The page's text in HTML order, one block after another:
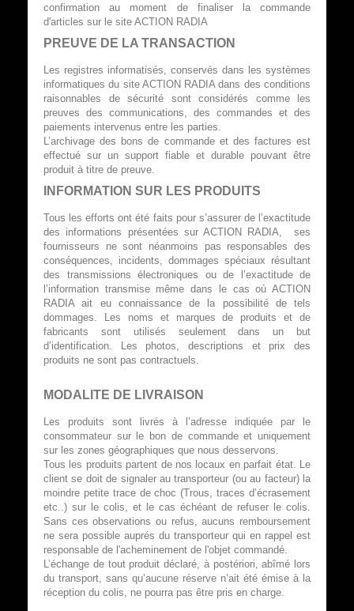
confirmation au moment de finaliser la commande
d'articles sur le site ACTION RADIA
PREUVE DE LA TRANSACTION
Les registres informatisés, conservés dans les systèmes
informatiques du site ACTION RADIA dans des conditions
raisonnables de sécurité sont considérés comme les
preuves des communications, des commandes et des
paiements intervenus entre les parties.
L’archivage des bons de commande et des factures est
effectué sur un support fiable et durable pouvant être
produit à titre de preuve.
INFORMATION SUR LES PRODUITS
Tous les efforts ont été faits pour s’assurer de l’exactitude
des informations présentées sur ACTION RADIA, ses
fournisseurs ne sont néanmoins pas responsables des
conséquences, incidents, dommages spéciaux résultant
des transmissions électroniques ou de l’exactitude de
l’information transmise même dans le cas où ACTION
RADIA ait eu connaissance de la possibilité de tels
dommages. Les noms et marques de produits et de
fabricants sont utilisés seulement dans un but
d’identification. Les photos, descriptions et prix des
produits ne sont pas contractuels.
MODALITE DE LIVRAISON
Les produits sont livrés à l’adresse indiquée par le
consommateur sur le bon de commande et uniquement
sur les zones géographiques que nous desservons.
Tous les produits partent de nos locaux en parfait état. Le
client se doit de signaler au transporteur (ou au facteur) la
moindre petite trace de choc (Trous, traces d’écrasement
etc..) sur le colis, et le cas échéant de refuser le colis.
Sans ces observations ou refus, aucuns remboursement
ne sera possible auprés du transporteur qui en rappel est
responsable de l'acheminement de l'objet commandé.
L’échange de tout produit déclaré, à postériori, abîmé lors
du transport, sans qu’aucune réserve n’ait été émise à la
réception du colis, ne pourra pas être pris en charge.